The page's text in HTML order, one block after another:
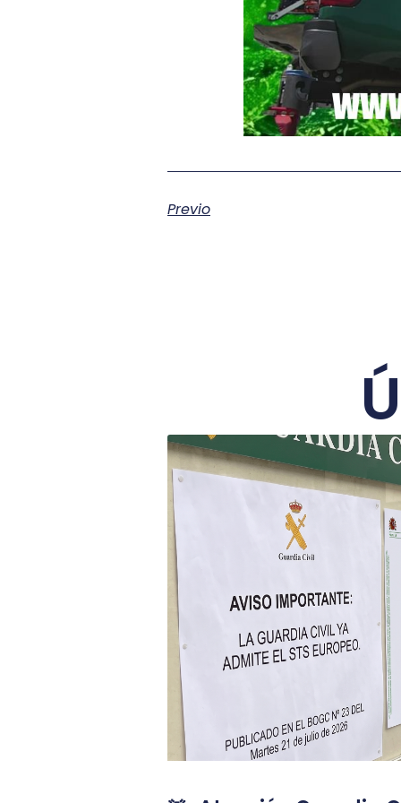
Previo